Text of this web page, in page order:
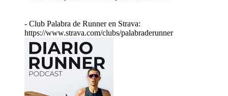
- Club Palabra de Runner en Strava:
https://www.strava.com/clubs/palabraderunner